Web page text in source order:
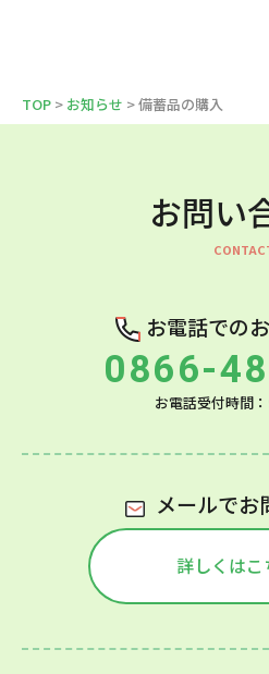
TOP > お知らせ > 備蓄品の購入
お問い
お電話での
0866-
お電話受付時間
メールでお
詳しくはこ